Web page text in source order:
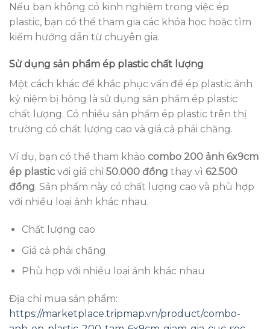
Nếu bạn không có kinh nghiệm trong việc ép
plastic, bạn có thể tham gia các khóa học hoặc tìm
kiếm hướng dẫn từ chuyên gia.
Sử dụng sản phẩm ép plastic chất lượng
Một cách khác để khắc phục vấn đề ép plastic ảnh
kỷ niệm bị hỏng là sử dụng sản phẩm ép plastic
chất lượng. Có nhiều sản phẩm ép plastic trên thị
trường có chất lượng cao và giá cả phải chăng.
Ví dụ, bạn có thể tham khảo combo 200 ảnh 6x9cm
ép plastic với giá chỉ 50.000 đồng thay vì 62.500
đồng. Sản phẩm này có chất lượng cao và phù hợp
với nhiều loại ảnh khác nhau.
Chất lượng cao
Giá cả phải chăng
Phù hợp với nhiều loại ảnh khác nhau
Địa chỉ mua sản phẩm:
https://marketplace.tripmap.vn/product/combo-